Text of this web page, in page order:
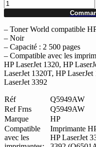
quantité
de
Toner
World
compatible
HP
Q5949A
Noir
– Toner World compatible
– Noir
– Capacité : 2 500 pages
– Compatible avec les
HP LaserJet 1320, HP
LaserJet 1320T, HP
LaserJet 3392
Réf
Q5949AW
Ref Frns
Q5949AW
Marque
HP
Compatible
avec les
Imprimante
HP LaserJet